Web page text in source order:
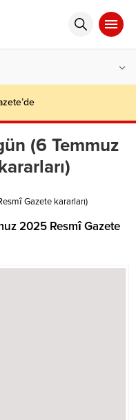
(6 Temmuz
Gazete kararları)
2025 Resmî Gazete